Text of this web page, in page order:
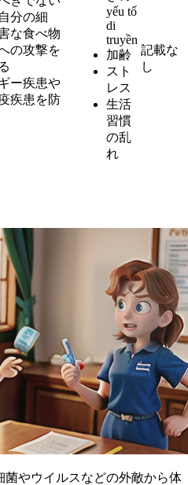
分の細
な食べ物
の攻撃を
ー疾患や
疾患を防
yếu tố
di
truyền
加齢
スト
レス
生活
習慣
の乱
れ
記載な
し
やウイルスなどの外敵から体